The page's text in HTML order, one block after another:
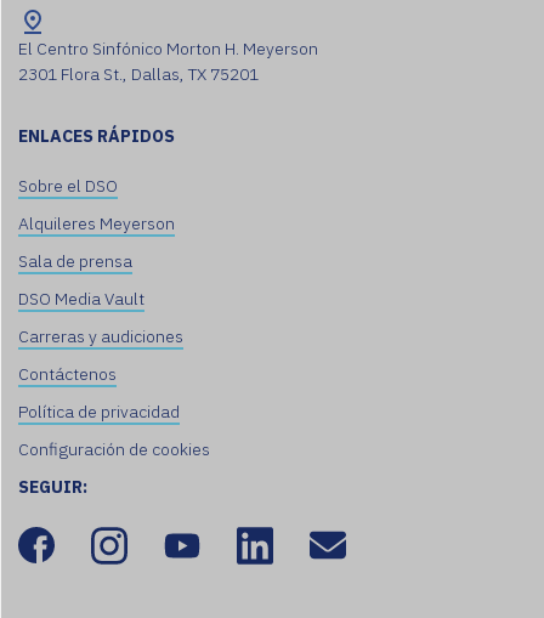
El Centro Sinfónico Morton H. Meyerson
2301 Flora St., Dallas, TX 75201
ENLACES RÁPIDOS
Sobre el DSO
Alquileres Meyerson
Sala de prensa
DSO Media Vault
Carreras y audiciones
Contáctenos
Política de privacidad
Configuración de cookies
SEGUIR: